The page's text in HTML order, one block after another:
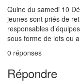
Quine du samedi 10
jeunes sont priés de
responsables
sous forme de lots ou
0 réponses
Répondre